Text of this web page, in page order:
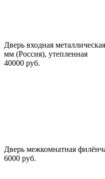
Дверь входная
мм (Россия), утепленная
40000 руб.
Дверь межкомнатная
6000 руб.